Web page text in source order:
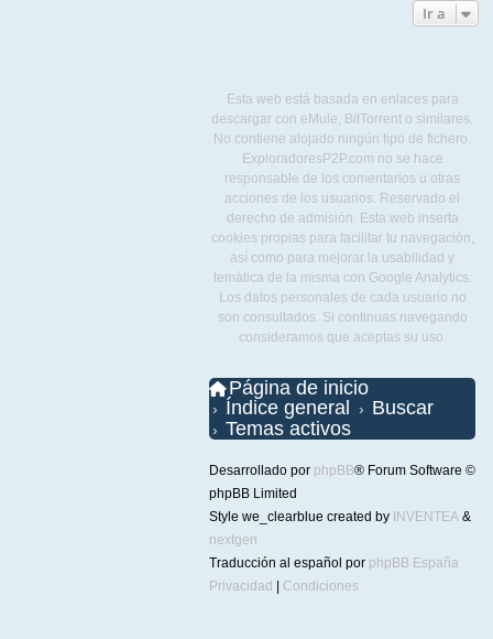
Ir a
Esta web está basada en enlaces para
descargar con eMule, BitTorrent o similares.
No contiene alojado ningún tipo de fichero.
ExploradoresP2P.com no se hace
responsable de los comentarios u otras
acciones de los usuarios. Reservado el
derecho de admisión. Esta web inserta
cookies propias para facilitar tu navegación,
así como para mejorar la usabilidad y
temática de la misma con Google Analytics.
Los datos personales de cada usuario no
son consultados. Si continuas navegando
consideramos que aceptas su uso.
Página de inicio
Índice general
Buscar
Temas activos
Desarrollado por phpBB® Forum Software ©
phpBB Limited
Style we_clearblue created by INVENTEA &
nextgen
Traducción al español por phpBB España
Privacidad
Condiciones